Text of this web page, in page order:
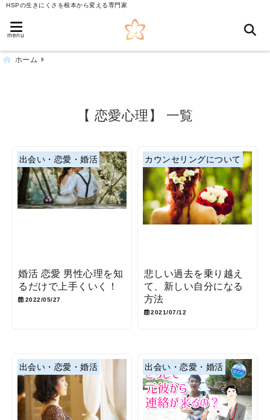
HSPの生きにくさを根本から変える専門家
menu
ホーム
【 恋愛心理】 一覧
出会い・恋愛・婚活
婚活 恋愛 男性心理を知
るだけで上手くいく！
2022/05/27
カウンセリングについて
悲しい過去を乗り越え
て、新しい自分になる
方法
2021/07/12
出会い・恋愛・婚活 出会い・恋愛・婚活